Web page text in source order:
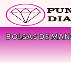
BOLSAS DE